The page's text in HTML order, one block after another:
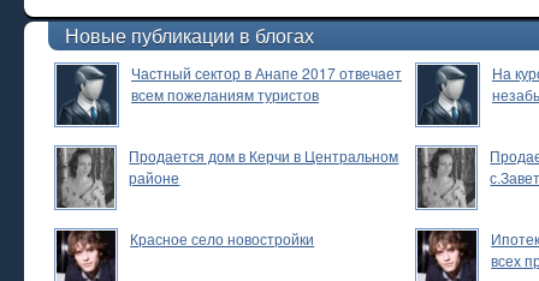
Новые публикации в блогах
Частный сектор в Анапе 2017 отвечает
всем пожеланиям туристов
На
Продается дом в Керчи в Центральном
районе
Красное село новостройки
всех